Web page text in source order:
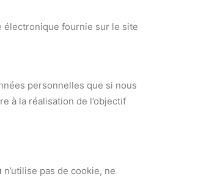
électronique fournie sur le site
personnelles que si nous
à la réalisation de l’objectif
n’utilise pas de cookie, ne